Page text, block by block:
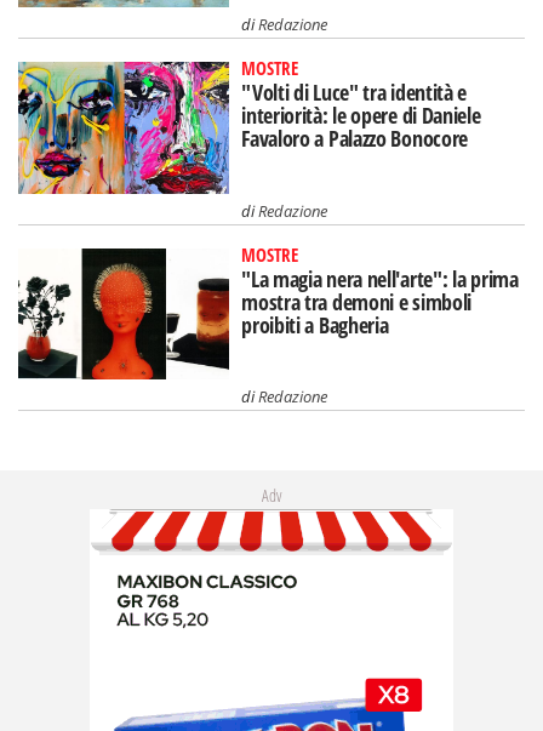
diRedazione
MOSTRE
"Volti di Luce" tra identità e
interiorità: le opere di Daniele
Favaloro a Palazzo Bonocore
diRedazione
MOSTRE
"La magia nera nell'arte": la prima
mostra tra demoni e simboli
proibiti a Bagheria
diRedazione
Adv